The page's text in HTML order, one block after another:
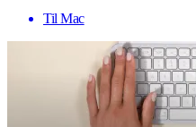
Til Mac